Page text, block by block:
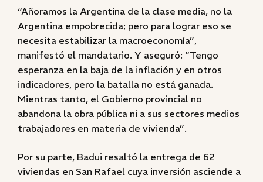
“Añoramos la Argentina de la clase media, no la
Argentina empobrecida; pero para lograr eso se
necesita estabilizar la macroeconomía”,
manifestó el mandatario. Y aseguró: “Tengo
esperanza en la baja de la inflación y en otros
indicadores, pero la batalla no está ganada.
Mientras tanto, el Gobierno provincial no
abandona la obra pública ni a sus sectores medios
trabajadores en materia de vivienda”.
Por su parte, Badui resaltó la entrega de 62
viviendas en San Rafael cuya inversión asciende a